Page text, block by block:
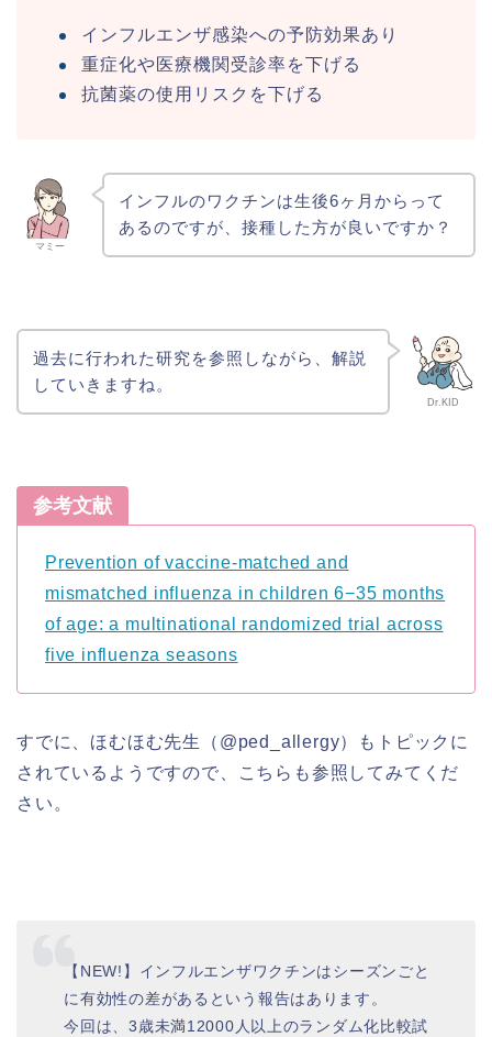
インフルエンザ感染への予防効果あり
重症化や医療機関受診率を下げる
抗菌薬の使用リスクを下げる
マミー
インフルのワクチンは生後6ヶ月からって
あるのですが、接種した方が良いですか？
Dr.KID
過去に行われた研究を参照しながら、解説
していきますね。
参考文献
Prevention of vaccine-matched and
mismatched influenza in children 6−35 months
of age: a multinational randomized trial across
five influenza seasons
すでに、ほむほむ先生（@ped_allergy）もトピックに
されているようですので、こちらも参照してみてくだ
さい。
【NEW!】インフルエンザワクチンはシーズンごと
に有効性の差があるという報告はあります。
今回は、3歳未満12000人以上のランダム化比較試